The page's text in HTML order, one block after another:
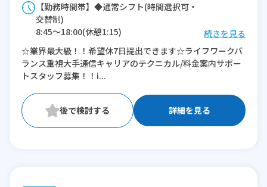
【勤務時間帯】◆通常シフト(時間選択可・
交替制)
8:45〜18:00(休憩1:15)
9:45〜19:00(休憩1:15)
10:45〜20:00(休憩1:15)
※残業：0〜10時間程度/月
続きを見る
☆業界最大級！！希望休7日提出できます☆ライフワークバ
ランス重視大手通信キャリアのテクニカル/料金案内サポー
トスタッフ募集！！i...
詳細を見る